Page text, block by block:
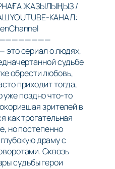
ЖАЗЫЛЫҢЫЗ /
КАНАЛ:
это сериал о людях,
судьбе
обрести любовь,
приходит тогда,
уже поздно что-то
зрителей в
как трогательная
но постепенно
драму с
Сквозь
судьбы герои